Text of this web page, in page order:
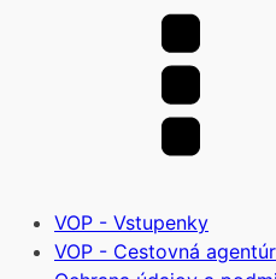
VOP - Vstupenky
VOP - Cestovná